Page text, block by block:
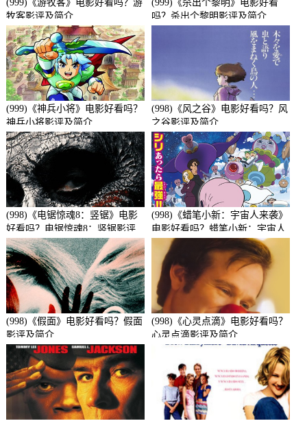
(999)《游牧客》电影好看吗？游
牧客影评及简介
(999)《杀出个黎明》电影好看
吗？杀出个黎明影评及简介
(999)《神兵小将》电影好看吗？
神兵小将影评及简介
(998)《风之谷》电影好看吗？风
之谷影评及简介
(998)《电锯惊魂8：竖锯》电影
好看吗？电锯惊魂8：竖锯影评
及简介
(998)《蜡笔小新：宇宙人来袭》
电影好看吗？蜡笔小新：宇宙人
来袭影评及简介
(998)《假面》电影好看吗？假面
影评及简介
(998)《心灵点滴》电影好看吗？
心灵点滴影评及简介